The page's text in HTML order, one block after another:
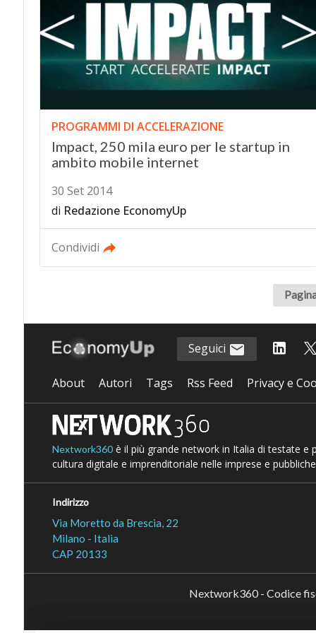
PROGRAMMI DI ACCELERAZIONE
Impact, 250 mila euro per le startup in
ambito mobile internet
30 Set 2014
di Redazione EconomyUp
Condividi
Seguici
About Autori Tags Rss Feed Privacy e
Nextwork360è il più grande network in Italia di testate e
cultura digitale e imprenditoriale nelle imprese e
Indirizzo
Via Moretto da Brescia, 22
Milano - Italia
CAP 20133
Nextwork360 - Codice